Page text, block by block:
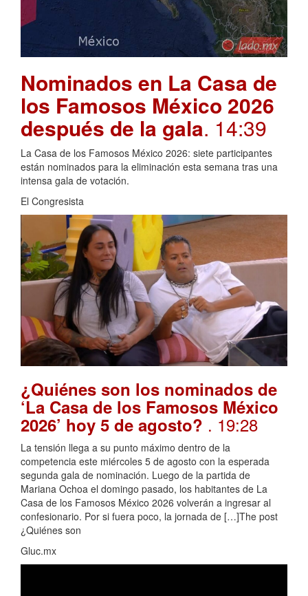
Nominados en La Casa de
los Famosos México 2026
después de la gala. 14:39
La Casa de los Famosos México 2026: siete participantes
están nominados para la eliminación esta semana tras una
intensa gala de votación.
El Congresista
¿Quiénes son los nominados de
‘La Casa de los Famosos México
2026’ hoy 5 de agosto? . 19:28
La tensión llega a su punto máximo dentro de la
competencia este miércoles 5 de agosto con la esperada
segunda gala de nominación. Luego de la partida de
Mariana Ochoa el domingo pasado, los habitantes de La
Casa de los Famosos México 2026 volverán a ingresar al
confesionario. Por si fuera poco, la jornada de […]The post
¿Quiénes son
Gluc.mx